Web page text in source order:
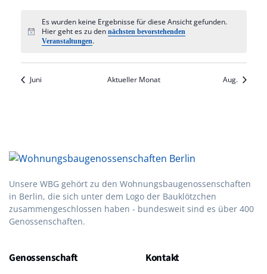
Hinweis
Es wurden keine Ergebnisse für diese Ansicht gefunden.
Hier geht es zu den nächsten bevorstehenden
Veranstaltungen.
Juni Aktueller Monat Aug.
Unsere WBG gehört zu den Wohnungsbau­genossen­schaften
in Berlin, die sich unter dem Logo der Bau­klötzchen
zusammen­geschlossen haben - bundesweit sind es über 400
Genossenschaften.
Genossenschaft Kontakt